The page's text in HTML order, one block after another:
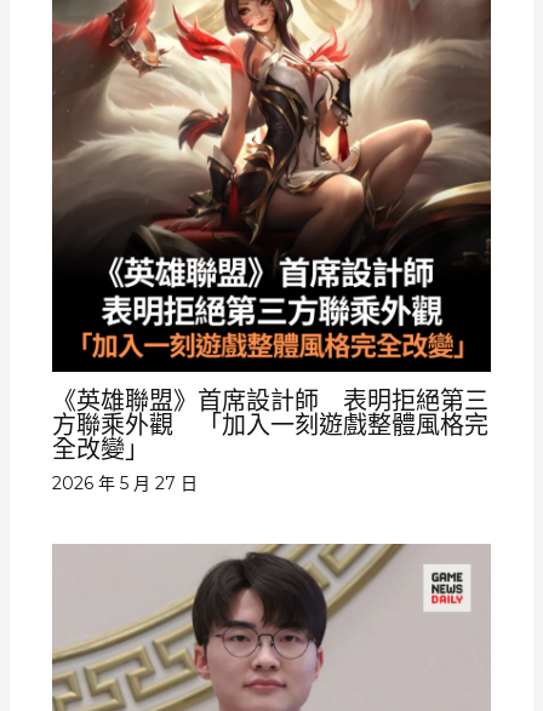
《英雄聯盟》首席設計師 表明拒絕第三
方聯乘外觀 「加入一刻遊戲整體風格完
全改變」
2026 年 5 月 27 日